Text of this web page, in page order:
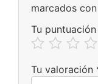
marcados con
Tu puntuación
Tu valoración